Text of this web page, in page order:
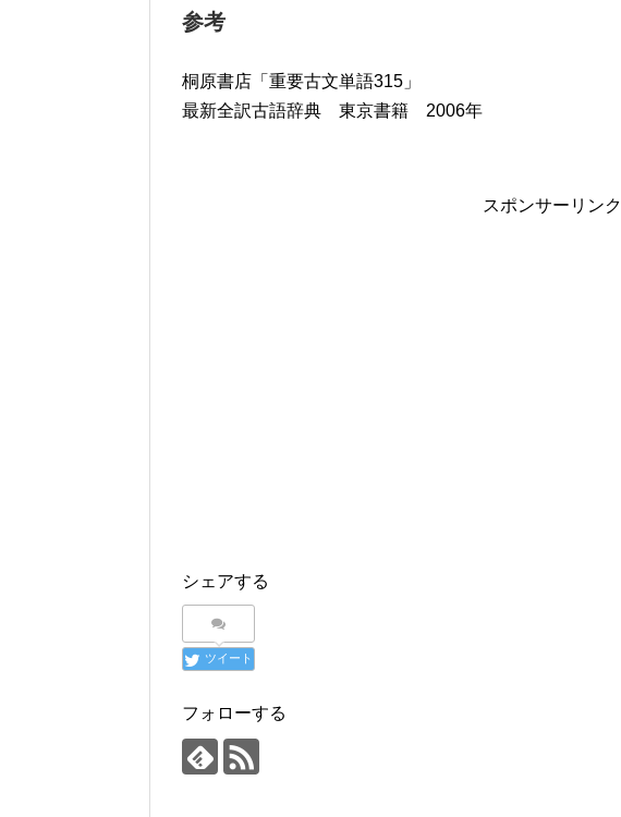
参考
桐原書店「重要古文単語315」
最新全訳古語辞典 東京書籍 2006年
スポンサーリンク
シェアする
ツイート
フォローする